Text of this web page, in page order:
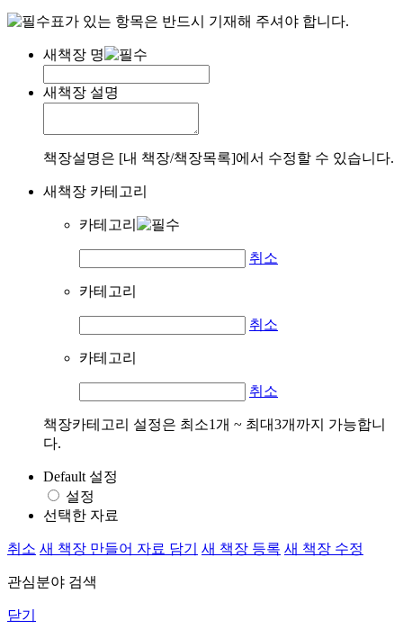
표가 있는 항목은 반드시 기재해 주셔야 합니다.
새책장 명
새책장 설명
책장설명은 [내 책장/책장목록]에서 수정할 수 있습니다.
새책장 카테고리
카테고리
취소
카테고리
취소
카테고리
취소
책장카테고리 설정은 최소1개 ~ 최대3개까지 가능합니
다.
Default 설정
설정
선택한 자료
취소 새 책장 만들어 자료 담기 새 책장 등록 새 책장 수정
관심분야 검색
닫기